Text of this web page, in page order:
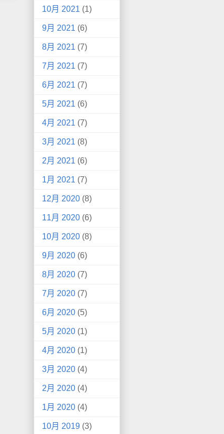
10月 2021 (1)
9月 2021 (6)
8月 2021 (7)
7月 2021 (7)
6月 2021 (7)
5月 2021 (6)
4月 2021 (7)
3月 2021 (8)
2月 2021 (6)
1月 2021 (7)
12月 2020 (8)
11月 2020 (6)
10月 2020 (8)
9月 2020 (6)
8月 2020 (7)
7月 2020 (7)
6月 2020 (5)
5月 2020 (1)
4月 2020 (1)
3月 2020 (4)
2月 2020 (4)
1月 2020 (4)
10月 2019 (3)